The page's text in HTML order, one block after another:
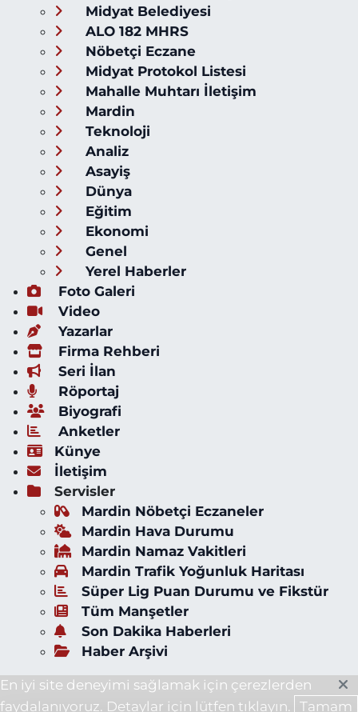
Midyat Belediyesi
ALO 182 MHRS
Nöbetçi Eczane
Midyat Protokol Listesi
Mahalle Muhtarı İletişim
Mardin
Teknoloji
Analiz
Asayiş
Dünya
Eğitim
Ekonomi
Genel
Yerel Haberler
Foto Galeri
Video
Yazarlar
Firma Rehberi
Seri İlan
Röportaj
Biyografi
Anketler
Künye
İletişim
Servisler
Mardin Nöbetçi Eczaneler
Mardin Hava Durumu
Mardin Namaz Vakitleri
Mardin Trafik Yoğunluk Haritası
Süper Lig Puan Durumu ve Fikstür
Tüm Manşetler
Son Dakika Haberleri
Haber Arşivi
En iyi site deneyimi sağlamak için çerezlerden
faydalanıyoruz. Detaylar için lütfen tıklayın.
Tamam